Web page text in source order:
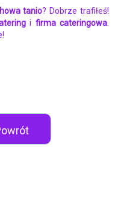
tanio? Dobrze trafiłeś!
i firma cateringowa